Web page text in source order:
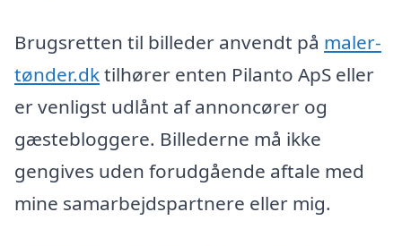
Brugsretten til billeder anvendt på maler-
tønder.dktilhører enten Pilanto ApS eller
er venligst udlånt af annoncører og
gæstebloggere. Billederne må ikke
gengives uden forudgående aftale med
mine samarbejdspartnere eller mig.